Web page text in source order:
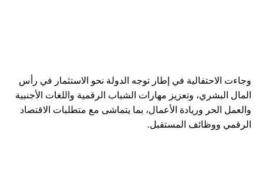
وجاءت الاحتفالية في إطار توجه الدولة نحو الاستثمار في رأس
المال البشري، وتعزيز مهارات الشباب الرقمية واللغات الأجنبية
والعمل الحر وريادة الأعمال، بما يتماشى مع متطلبات الاقتصاد
الرقمي ووظائف المستقبل.